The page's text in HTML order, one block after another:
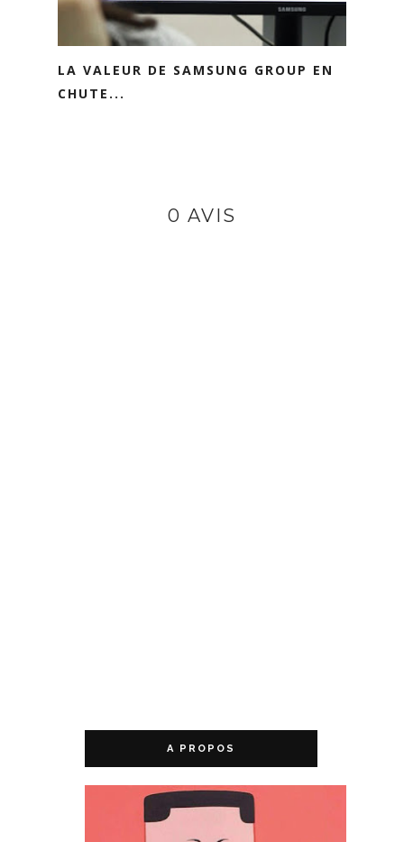
LA VALEUR DE SAMSUNG GROUP EN
CHUTE...
0 AVIS
A PROPOS